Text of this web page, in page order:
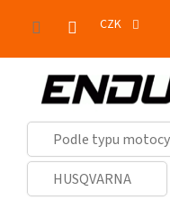
CZK
Podle typu
HUSQVARNA